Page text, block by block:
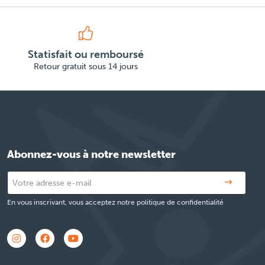
Statisfait ou remboursé
Retour gratuit sous 14 jours
Abonnez-vous à notre newsletter
En vous inscrivant, vous acceptez notre politique de confidentialité